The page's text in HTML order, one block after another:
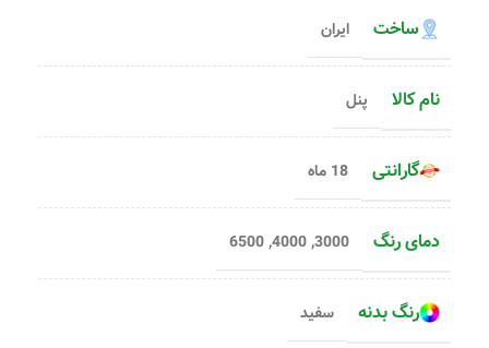
ساخت ایران
نام کالا پنل
گارانتی 18 ماه
دمای رنگ 3000
,
4000
,
6500
رنگ بدنه سفید